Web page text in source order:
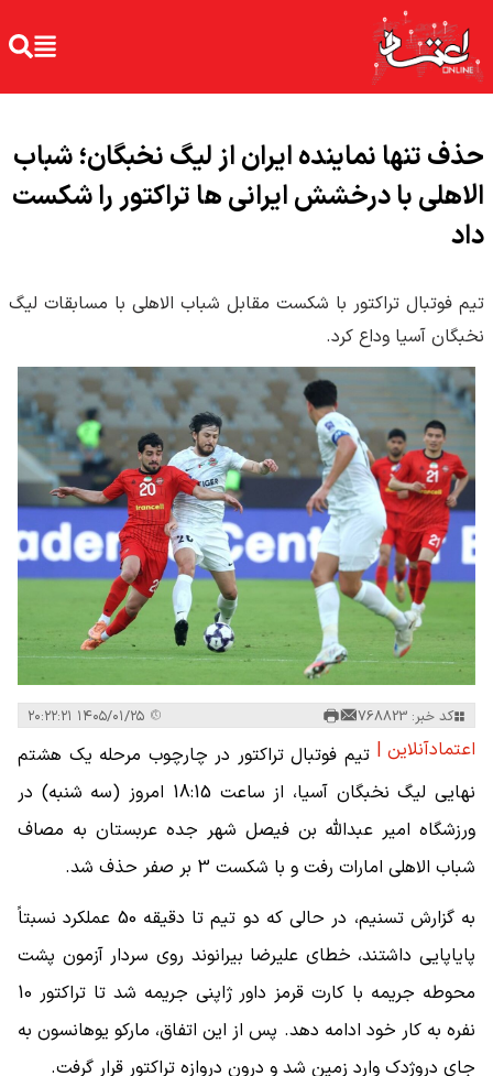
حذف تنها نماینده ایران از لیگ نخبگان؛ شباب
الاهلی با درخشش ایرانی ها تراکتور را شکست
داد
تیم فوتبال تراکتور با شکست مقابل شباب الاهلی با مسابقات لیگ
نخبگان آسیا وداع کرد.
کد خبر: 768823
اعتمادآنلاین | تیم فوتبال تراکتور در چارچوب مرحله یک هشتم
نهایی لیگ نخبگان آسیا، از ساعت 18:15 امروز (سه شنبه) در
ورزشگاه امیر عبدالله بن فیصل شهر جده عربستان به مصاف
شباب الاهلی امارات رفت و با شکست 3 بر صفر حذف شد.
به گزارش تسنیم، در حالی که دو تیم تا دقیقه 50 عملکرد نسبتاً
پایاپایی داشتند، خطای علیرضا بیرانوند روی سردار آزمون پشت
محوطه جریمه با کارت قرمز داور ژاپنی جریمه شد تا تراکتور 10
نفره به کار خود ادامه دهد. پس از این اتفاق، مارکو یوهانسون به
جای دروژدک وارد زمین شد و درون دروازه تراکتور قرار گرفت.